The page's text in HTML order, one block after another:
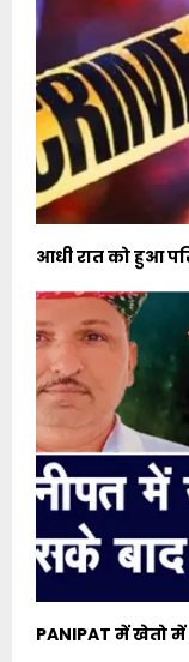
आधी रात को हुआ
PANIPAT में खेतो